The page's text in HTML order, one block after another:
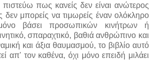
πως κανείς δεν είναι ανώτερος
μπορείς να τιμωρείς έναν ολόκληρο
βάσει προσωπικών κινήτρων ή
σπαραχτικό, βαθιά ανθρώπινο και
και άξια θαυμασμού, το βιβλίο αυτό
απ' τον καθένα, όχι μόνο επειδή μιλάει